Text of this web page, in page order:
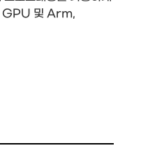
GPU 및 Arm,